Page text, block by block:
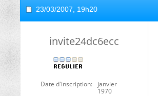
23/03/2007, 19h20
invite24dc6ecc
Date d'inscription
janvier
1970